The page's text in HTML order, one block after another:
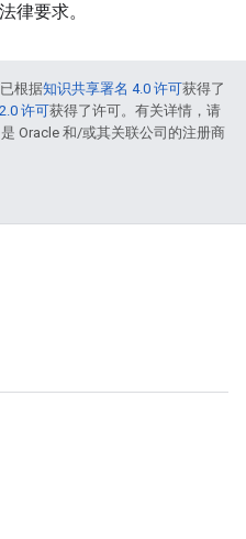
律要求。
根据知识共享署名 4.0 许可获得了
许可获得了许可。有关详情，请
Oracle 和/或其关联公司的注册商